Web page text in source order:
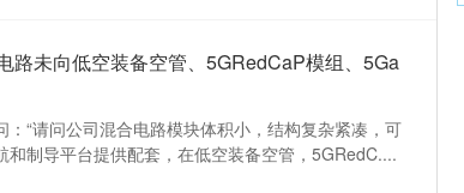
路未向低空装备空管、5GRedCaP模组、5Ga
“请问公司混合电路模块体积小，结构复杂紧凑，可
制导平台提供配套，在低空装备空管，5GRedC....